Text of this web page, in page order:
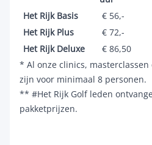
Het Rijk Basis € 56,-
Het Rijk Plus
€ 72,-
Het Rijk Deluxe
€ 86,50
* Al onze clinics,
zijn voor minimaal 8 personen.
** #Het Rijk Golf leden
pakketprijzen.